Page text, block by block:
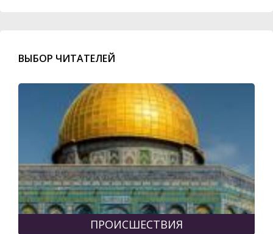
ВЫБОР ЧИТАТЕЛЕЙ
ПРОИСШЕСТВИЯ